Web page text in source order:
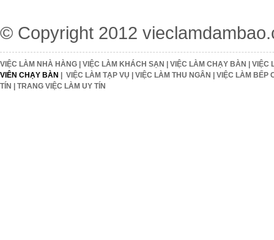
© Copyright 2012
VIỆC LÀM NHÀ HÀNG | VIỆC LÀM KHÁCH SẠN | VIỆC LÀM CHẠY BÀN | VIỆC
VIÊN CHẠY BÀN | VIỆC LÀM TẠP VỤ | VIỆC LÀM THU NGÂN | VIỆC LÀM BẾP
TÍN | TRANG VIỆC LÀM UY TÍN